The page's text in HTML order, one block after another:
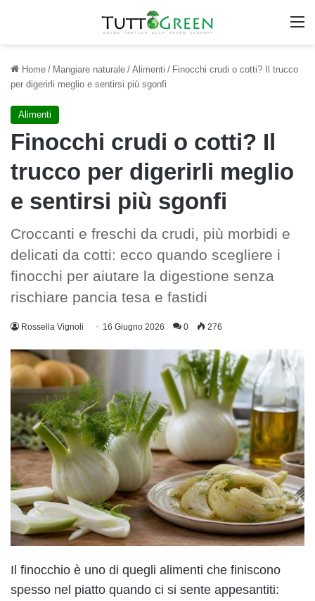
Home / Mangiare naturale / Alimenti / Finocchi crudi o cotti? Il trucco
per digerirli meglio e sentirsi più sgonfi
Alimenti
Finocchi crudi o cotti? Il
trucco per digerirli meglio
e sentirsi più sgonfi
Croccanti e freschi da crudi, più morbidi e
delicati da cotti: ecco quando scegliere i
finocchi per aiutare la digestione senza
rischiare pancia tesa e fastidi
Rossella Vignoli 16 Giugno 2026 0 276
Il finocchio è uno di quegli alimenti che finiscono
spesso nel piatto quando ci si sente appesantiti: